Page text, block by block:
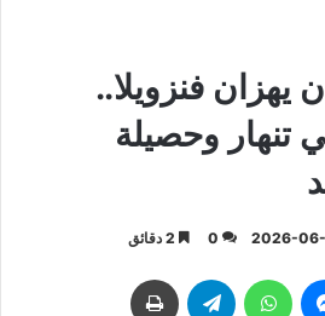
يهزان فنزويلا..
تنهار وحصيلة
2026-
0